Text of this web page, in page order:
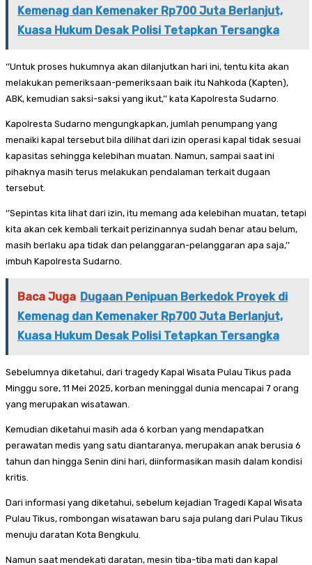
Kemenag dan Kemenaker Rp700 Juta Berlanjut,
Kuasa Hukum Desak Polisi Tetapkan Tersangka
‘’Untuk proses hukumnya akan dilanjutkan hari ini, tentu kita akan
melakukan pemeriksaan-pemeriksaan baik itu Nahkoda (Kapten),
ABK, kemudian saksi-saksi yang ikut,’’ kata Kapolresta Sudarno.
Kapolresta Sudarno mengungkapkan, jumlah penumpang yang
menaiki kapal tersebut bila dilihat dari izin operasi kapal tidak sesuai
kapasitas sehingga kelebihan muatan. Namun, sampai saat ini
pihaknya masih terus melakukan pendalaman terkait dugaan
tersebut.
‘’Sepintas kita lihat dari izin, itu memang ada kelebihan muatan, tetapi
kita akan cek kembali terkait perizinannya sudah benar atau belum,
masih berlaku apa tidak dan pelanggaran-pelanggaran apa saja,’’
imbuh Kapolresta Sudarno.
Baca Juga Dugaan Penipuan Berkedok Proyek di
Kemenag dan Kemenaker Rp700 Juta Berlanjut,
Kuasa Hukum Desak Polisi Tetapkan Tersangka
Sebelumnya diketahui, dari tragedy Kapal Wisata Pulau Tikus pada
Minggu sore, 11 Mei 2025, korban meninggal dunia mencapai 7 orang
yang merupakan wisatawan.
Kemudian diketahui masih ada 6 korban yang mendapatkan
perawatan medis yang satu diantaranya, merupakan anak berusia 6
tahun dan hingga Senin dini hari, diinformasikan masih dalam kondisi
kritis.
Dari informasi yang diketahui, sebelum kejadian Tragedi Kapal Wisata
Pulau Tikus, rombongan wisatawan baru saja pulang dari Pulau Tikus
menuju daratan Kota Bengkulu.
Namun saat mendekati daratan, mesin tiba-tiba mati dan kapal